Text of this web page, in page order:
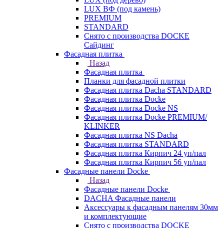
LUX ВФ (под камень)
PREMIUM
STANDARD
Снято с производства DOCKE
Сайдинг
Фасадная плитка
Назад
Фасадная плитка
Планки для фасадной плитки
Фасадная плитка Dacha STANDARD
Фасадная плитка Docke
Фасадная плитка Docke NS
Фасадная плитка Docke PREMIUM/
KLINKER
Фасадная плитка NS Dacha
Фасадная плитка STANDARD
Фасадная плитка Кирпич 24 уп/пал
Фасадная плитка Кирпич 56 уп/пал
Фасадные панели Docke
Назад
Фасадные панели Docke
DACHA Фасадные панели
Аксессуары к фасадным панелям 30мм
и комплектующие
Снято с производства DOCKE